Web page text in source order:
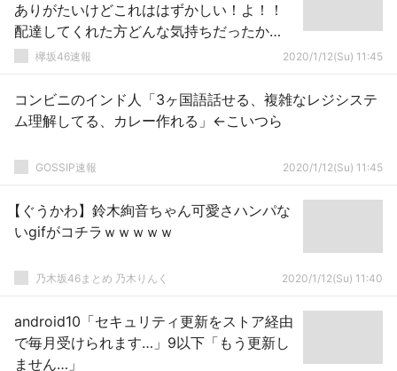
ありがたいけどこれははずかしい！よ！！
配達してくれた方どんな気持ちだったか
な」欅坂46速報 2020/1/12(Su) 11:45
コンビニのインド人「3ヶ国語話せる、複雑なレジシステ
ム理解してる、カレー作れる」←こいつら
GOSSIP速報 2020/1/12(Su) 11:45
【ぐうかわ】鈴木絢音ちゃん可愛さハンパな
いgifがコチラｗｗｗｗｗ
乃木坂46まとめ 乃木りんく 2020/1/12(Su) 11:40
android10「セキュリティ更新をストア経由
で毎月受けられます…」9以下「もう更新し
ません…」